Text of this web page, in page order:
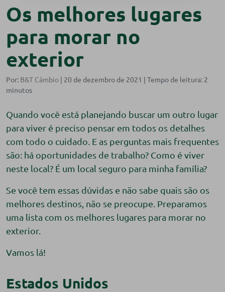
Os melhores lugares
para morar no
exterior
Por: B&T Câmbio | 20 de dezembro de 2021 |
Quando você está planejando buscar um outro lugar
para viver é preciso pensar em todos os detalhes
com todo o cuidado. E as perguntas mais frequentes
são: há oportunidades de trabalho? Como é viver
neste local? É um local seguro para minha família?
Se você tem essas dúvidas e não sabe quais são os
melhores destinos, não se preocupe. Preparamos
uma lista com os melhores lugares para morar no
exterior.
Vamos lá!
Estados Unidos